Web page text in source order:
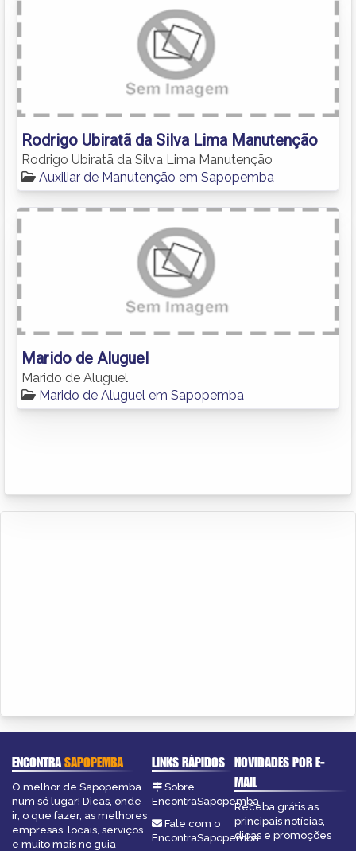
Rodrigo Ubiratã da Silva Lima Manutenção
Rodrigo Ubiratã da Silva Lima Manutenção
Auxiliar de Manutenção em Sapopemba
Marido de Aluguel
Marido de Aluguel
Marido de Aluguel em Sapopemba
ENCONTRASAPOPEMBA
O melhor de Sapopemba
num só lugar! Dicas, onde
ir, o que fazer, as melhores
empresas, locais, serviços
e muito mais no guia
LINKS RÁPIDOS
Sobre
EncontraSapopemba
Fale com o
EncontraSapopemba
NOVIDADES POR E-
MAIL
Receba grátis as
principais notícias,
dicas e promoções